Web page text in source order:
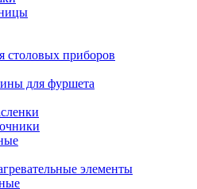
столовых приборов
для фуршета
элементы